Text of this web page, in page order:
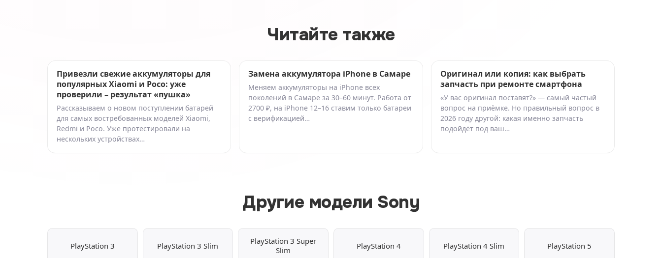
Читайте также
Привезли свежие аккумуляторы для
популярных Xiaomi и Poco: уже
проверили – результат «пушка»
Рассказываем о новом поступлении батарей
для самых востребованных моделей Xiaomi,
Redmi и Poco. Уже протестировали на
нескольких устройствах…
Замена аккумулятора iPhone в Самаре
Меняем аккумуляторы на iPhone всех
поколений в Самаре за 30–60 минут. Работа от
2700 ₽, на iPhone 12–16 ставим только батареи
с верификацией…
Оригинал или копия: как выбрать
запчасть при ремонте смартфона
«У вас оригинал поставят?» — самый частый
вопрос на приёмке. Но правильный вопрос в
2026 году другой: какая именно запчасть
подойдёт под ваш…
Другие модели Sony
PlayStation 3 PlayStation 3 Slim
PlayStation 3 Super
Slim
PlayStation 4 PlayStation 4 Slim PlayStation 5